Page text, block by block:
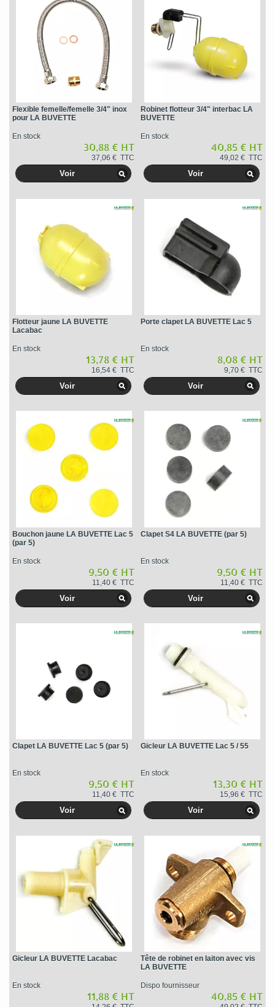
Flexible femelle/femelle 3/4" inox
pour LA BUVETTE
En stock
30,88 € HT
37,06 € TTC
Voir
Robinet flotteur 3/4" interbac LA
BUVETTE
En stock
40,85 € HT
49,02 € TTC
Voir
Flotteur jaune LA BUVETTE
Lacabac
En stock
13,78 € HT
16,54 € TTC
Voir
Porte clapet LA BUVETTE Lac 5
En stock
8,08 € HT
9,70 € TTC
Voir
Bouchon jaune LA BUVETTE Lac 5
(par 5)
En stock
9,50 € HT
11,40 € TTC
Voir
Clapet S4 LA BUVETTE (par 5)
En stock
9,50 € HT
11,40 € TTC
Voir
Clapet LA BUVETTE Lac 5 (par 5)
En stock
9,50 € HT
11,40 € TTC
Voir
Gicleur LA BUVETTE Lac 5 / 55
En stock
13,30 € HT
15,96 € TTC
Voir
Gicleur LA BUVETTE Lacabac
En stock
11,88 € HT
Tête de robinet en laiton avec vis
LA BUVETTE
Dispo fournisseur
40,85 € HT